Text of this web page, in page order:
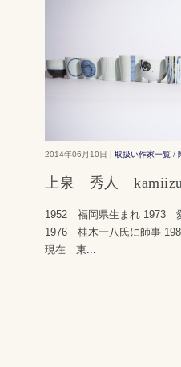
2014年06月10日 | 取扱い作家一覧 /
上泉 秀人
1952 福岡県生まれ 1973
1976 桂木一八氏に師事
現在 東...